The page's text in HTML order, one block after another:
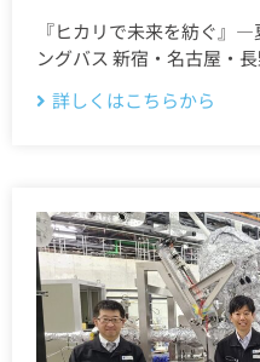
『ヒカリで未来を紡ぐ』
ングバス 新宿・名古屋・
詳しくはこちらから